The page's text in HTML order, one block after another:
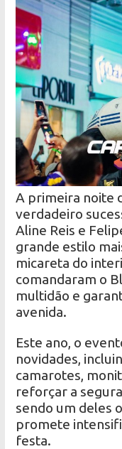
A primeira noite
verdadeiro
Aline Reis e
grande estilo
micareta do
comandaram o
multidão e
avenida.
Este ano, o
novidades,
camarotes,
reforçar a
sendo um deles
promete
festa.